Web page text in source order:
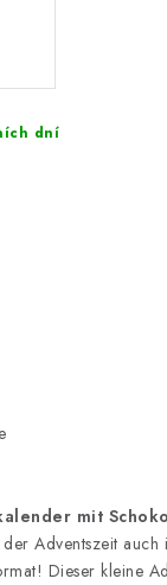
dní
mit
Adventszeit auch
Dieser kleine